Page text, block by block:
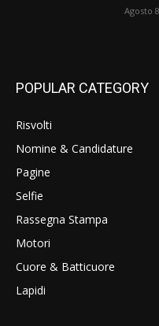
Agosto
POPULAR CATEGORY
Risvolti
Nomine & Candidature
Pagine
Selfie
Rassegna Stampa
Motori
Cuore & Batticuore
Lapidi